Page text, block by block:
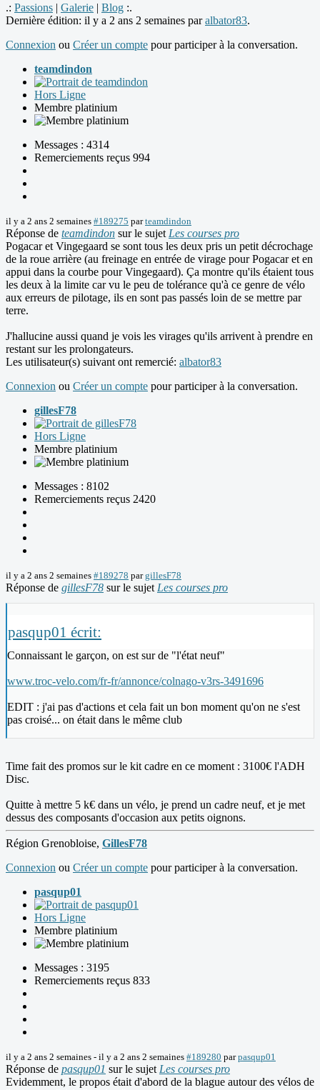
.: Passions | Galerie | Blog :.
Dernière édition: il y a 2 ans 2 semaines paralbator83.
Connexion ou Créer un compte pour participer à la conversation.
teamdindon
Hors Ligne
Membre platinium
Messages : 4314
Remerciements reçus 994
il y a 2 ans 2 semaines #189275 parteamdindon
Réponse de teamdindon sur le sujet Les courses pro
Pogacar et Vingegaard se sont tous les deux pris un petit décrochage
de la roue arrière (au freinage en entrée de virage pour Pogacar et en
appui dans la courbe pour Vingegaard). Ça montre qu'ils étaient tous
les deux à la limite car vu le peu de tolérance qu'à ce genre de vélo
aux erreurs de pilotage, ils en sont pas passés loin de se mettre par
terre.
J'hallucine aussi quand je vois les virages qu'ils arrivent à prendre en
restant sur les prolongateurs.
Les utilisateur(s) suivant ont remercié: albator83
Connexion ou Créer un compte pour participer à la conversation.
gillesF78
Hors Ligne
Membre platinium
Messages : 8102
Remerciements reçus 2420
il y a 2 ans 2 semaines #189278 pargillesF78
Réponse de gillesF78 sur le sujet Les courses pro
pasqup01 écrit:
Connaissant le garçon, on est sur de "l'état neuf"
www.troc-velo.com/fr-fr/annonce/colnago-v3rs-3491696
EDIT : j'ai pas d'actions et cela fait un bon moment qu'on ne s'est
pas croisé... on était dans le même club
Time fait des promos sur le kit cadre en ce moment : 3100€ l'ADH
Disc.
Quitte à mettre 5 k€ dans un vélo, je prend un cadre neuf, et je met
dessus des composants d'occasion aux petits oignons.
Région Grenobloise, GillesF78
Connexion ou Créer un compte pour participer à la conversation.
pasqup01
Hors Ligne
Membre platinium
Messages : 3195
Remerciements reçus 833
il y a 2 ans 2 semaines - il y a 2 ans 2 semaines #189280 parpasqup01
Réponse de pasqup01 sur le sujet Les courses pro
Evidemment, le propos était d'abord de la blague autour des vélos de